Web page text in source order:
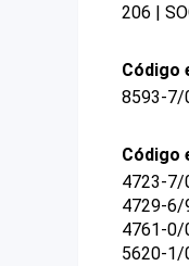
206 |
Código
8593-7/
Código
4723-7/
4729-6/
4761-0/
5620-1/